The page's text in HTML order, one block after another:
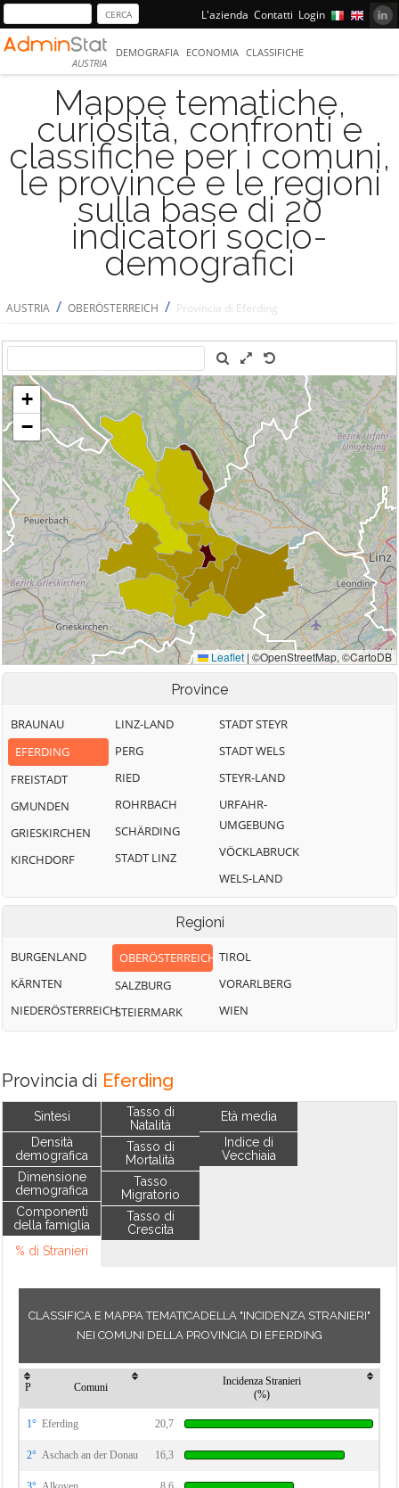
L'azienda Contatti Login
AUSTRIA
DEMOGRAFIA ECONOMIA CLASSIFICHE
Mappe tematiche,
curiosità, confronti e
classifiche per i comuni,
le province e le regioni
sulla base di 20
indicatori socio-
demografici
AUSTRIA / OBERÖSTERREICH / Provincia di Eferding
Province
BRAUNAU
EFERDING
FREISTADT
GMUNDEN
GRIESKIRCHEN
KIRCHDORF
LINZ-LAND
PERG
RIED
ROHRBACH
SCHÄRDING
STADT LINZ
STADT STEYR
STADT WELS
STEYR-LAND
URFAHR-
UMGEBUNG
VÖCKLABRUCK
WELS-LAND
Regioni
BURGENLAND
KÄRNTEN
NIEDERÖSTERREICH
OBERÖSTERREICH
SALZBURG
STEIERMARK
TIROL
VORARLBERG
WIEN
Provincia di Eferding
Sintesi
Densità
demografica
Dimensione
demografica
Componenti
della famiglia
% di Stranieri
Tasso di
Natalità
Tasso di
Mortalità
Tasso
Migratorio
Tasso di
Crescita
Età media
Indice di
Vecchiaia
CLASSIFICA E MAPPA TEMATICADELLA "INCIDENZA STRANIERI"
NEI COMUNI DELLA PROVINCIA DI EFERDING
P Comuni
Incidenza Stranieri
(%)
1° Eferding 20,7
2° Aschach an der Donau 16,3